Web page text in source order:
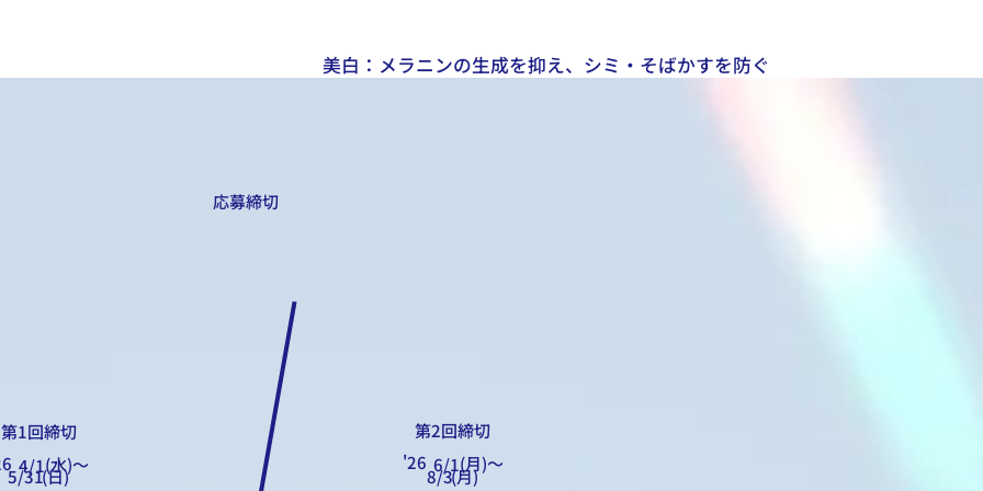
応募締切
​第1回締切
4/1(水)〜
5/31(日)
​第2回締切
'26 6/1(月)〜
8/3(月)
美白：メラニンの生成を抑え、シミ・そばかすを防ぐ